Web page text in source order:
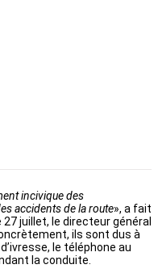
incivique des
accidents de la route», a fait
juillet, le directeur général
ils sont dus à
le téléphone au
la conduite.